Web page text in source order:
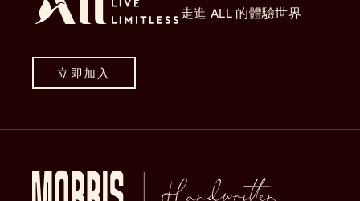
走進 ALL 的體驗世界
立即加入